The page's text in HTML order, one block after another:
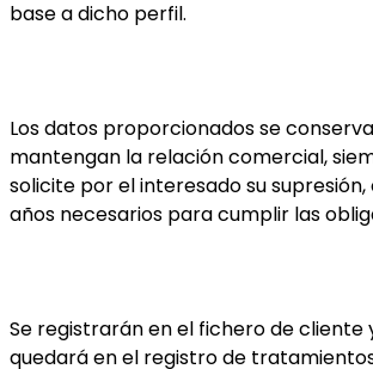
base a dicho perfil.
Los datos proporcionados se
mantengan la relación comercial,
solicite por el interesado su
años necesarios para cumplir las
Se registrarán en el fichero de
quedará en el registro de